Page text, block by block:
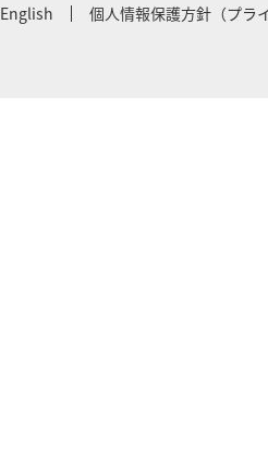
English 個人情報保護方針（プラ